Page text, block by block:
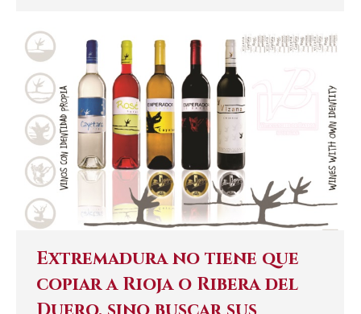
Extremadura no tiene que
copiar a Rioja o Ribera del